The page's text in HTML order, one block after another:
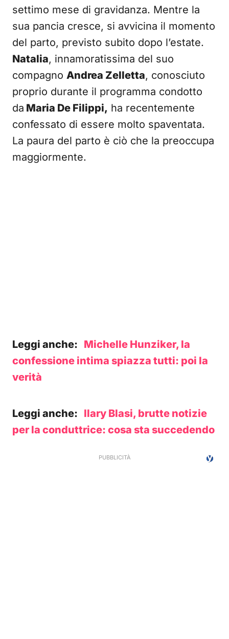
settimo mese di gravidanza. Mentre la
sua pancia cresce, si avvicina il momento
del parto, previsto subito dopo l’estate.
Natalia, innamoratissima del suo
compagno Andrea Zelletta, conosciuto
proprio durante il programma condotto
da Maria De Filippi, ha recentemente
confessato di essere molto spaventata.
La paura del parto è ciò che la preoccupa
maggiormente.
Leggi anche: Michelle Hunziker, la
confessione intima spiazza tutti: poi la
verità
Leggi anche: Ilary Blasi, brutte notizie
per la conduttrice: cosa sta succedendo